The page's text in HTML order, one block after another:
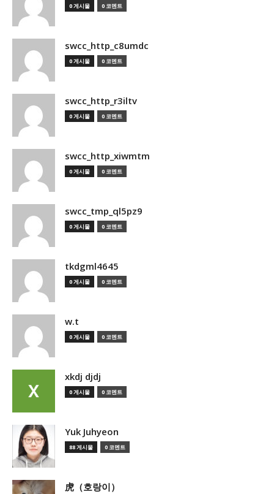
0 게시물 0 코멘트
swcc_http_c8umdc
0 게시물 0 코멘트
swcc_http_r3iltv
0 게시물 0 코멘트
swcc_http_xiwmtm
0 게시물 0 코멘트
swcc_tmp_ql5pz9
0 게시물 0 코멘트
tkdgml4645
0 게시물 0 코멘트
w.t
0 게시물 0 코멘트
xkdj djdj
0 게시물 0 코멘트
Yuk Juhyeon
88 게시물 0 코멘트
虎（호랑이）